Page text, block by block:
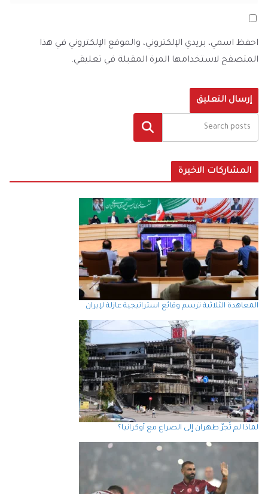
احفظ اسمي، بريدي الإلكتروني، والموقع الإلكتروني في هذا
المتصفح لاستخدامها المرة المقبلة في تعليقي.
البحث
المشاركات الاخيرة
المعاهدة الثلاثية ترسم وقائع استراتيجية عازلة لإيران
لماذا لم تُجرّ طهران إلى الصراع مع أوكرانيا؟